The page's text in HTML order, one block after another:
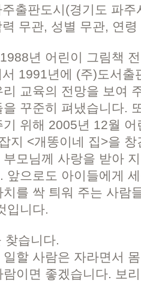
출판도시(경기도 파주
무관, 성별 무관, 연
년 어린이 그림책
1991년에 (주)도서출
교육의 전망을 보여
꾸준히 펴냈습니다.
기 위해 2005년 12월
지 <개똥이네 집>을
부모님께 사랑을 받아
앞으로도 아이들에게
를 싹 틔워 주는 사람
입니다.
찾습니다.
일할 사람은 자라면서
람이면 좋겠습니다. 보